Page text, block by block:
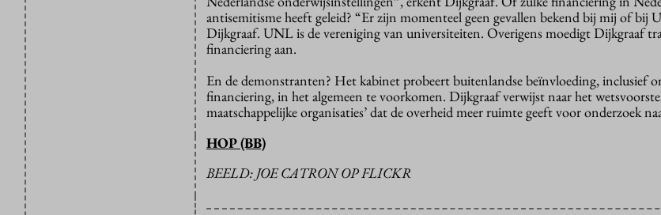
antisemitisme heeft geleid? “Er zijn momenteel geen gevallen bekend bij mij of bij
Dijkgraaf. UNL is de vereniging van universiteiten. Overigens moedigt Dijkgraaf
financiering aan.
En de demonstranten? Het kabinet probeert buitenlandse beïnvloeding, inclusief
financiering, in het algemeen te voorkomen. Dijkgraaf verwijst naar het
maatschappelijke organisaties’ dat de overheid meer ruimte geeft voor onderzoek
HOP (BB)
BEELD: JOE CATRON OP FLICKR